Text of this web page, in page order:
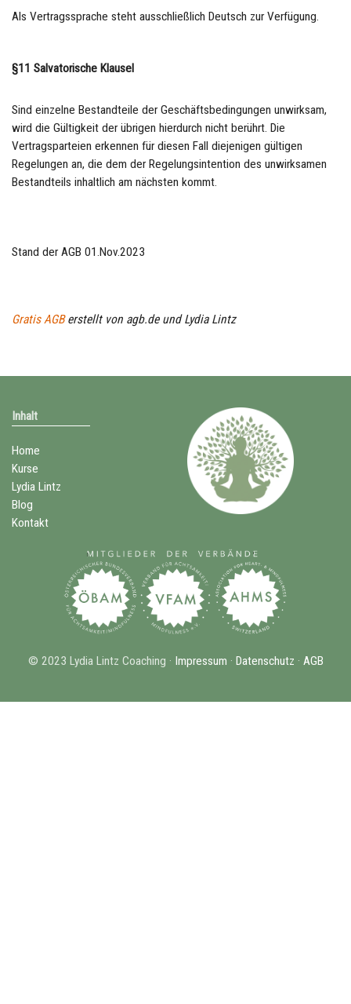
Als Vertragssprache steht ausschließlich Deutsch zur Verfügung.
§11 Salvatorische Klausel
Sind einzelne Bestandteile der Geschäftsbedingungen unwirksam,
wird die Gültigkeit der übrigen hierdurch nicht berührt. Die
Vertragsparteien erkennen für diesen Fall diejenigen gültigen
Regelungen an, die dem der Regelungsintention des unwirksamen
Bestandteils inhaltlich am nächsten kommt.
Stand der AGB 01.Nov.2023
Gratis AGBerstellt von agb.de und Lydia Lintz
Inhalt
Home
Kurse
Lydia Lintz
Blog
Kontakt
© 2023 Lydia Lintz Coaching · Impressum · Datenschutz · AGB